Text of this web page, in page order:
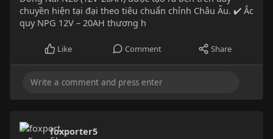
chuyền hiện tại đại theo tiêu chuẩn chỉnh Châu Âu. ✔️ Ắc
quy NPG 12V – 20AH thương h
Like Comment Share
foxporter5